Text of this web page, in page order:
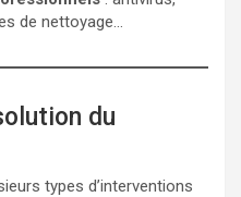
de nettoyage…
du
types d’interventions